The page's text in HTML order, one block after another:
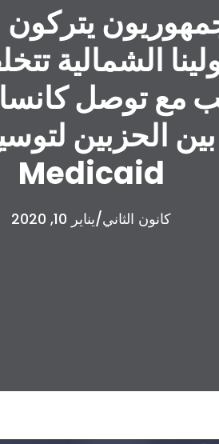
الشمالية
مع توصل
الحزبين
Medicaid
كانون الثاني/يناير 10, 2020